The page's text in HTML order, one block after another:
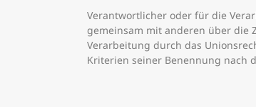
Verantwortlicher oder für die
gemeinsam mit anderen über die
Verarbeitung durch das
Kriterien seiner Benennung nach